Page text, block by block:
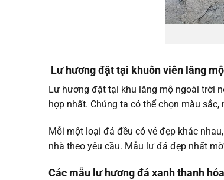
Lư hương đặt tại khuôn viên lăng
Lư hương đặt tại khu lăng mộ ngoài trời
hợp nhất. Chúng ta có thể chọn màu
Mỗi một loại đá đều có vẻ đẹp khác
nhà theo yêu cầu. Mẫu lư đá đẹp nhất
Các mẫu lư hương đá xanh thanh